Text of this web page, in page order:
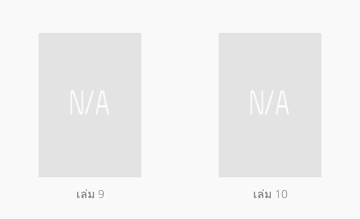
เล่ม 9 เล่ม 10